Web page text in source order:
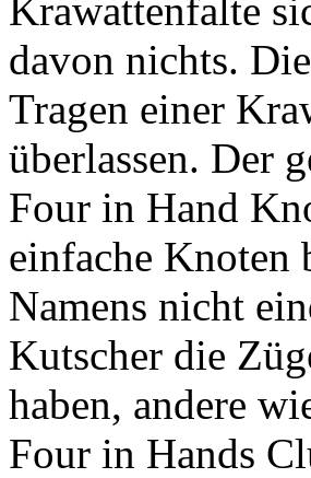
Krawattenfalte
davon nichts.
Tragen einer
überlassen. Der
Four in Hand
einfache Knoten
Namens nicht
Kutscher die
haben, andere
Four in Hands